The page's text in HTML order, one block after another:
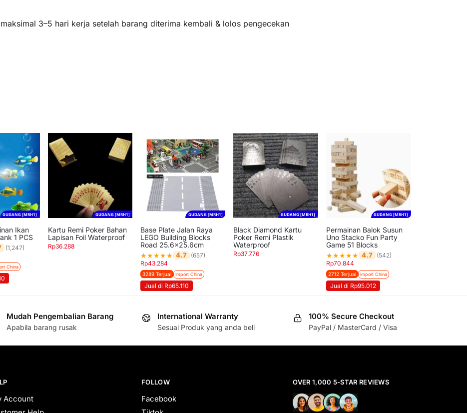
3–5 hari kerja setelah barang diterima kembali & lolos pengecekan
GUDANG [MRH1]
Ikan
1 PCS
(1,247)
China
GUDANG [MRH1]
Kartu Remi Poker Bahan
Lapisan Foil Waterproof
Rp36.288
GUDANG [MRH1]
Base Plate Jalan Raya
LEGO Building Blocks
Road 25.6×25.6cm
★★★★★ 4.7 (657)
Rp43.284
3289 Terjual Import China
Jual di Rp65.110
GUDANG [MRH1]
Black Diamond Kartu
Poker Remi Plastik
Waterproof
Rp37.776
GUDANG [MRH1]
Permainan Balok Susun
Uno Stacko Fun Party
Game 51 Blocks
★★★★★ 4.7
(542)
Rp70.844
2712 Terjual Import China
Jual di Rp95.012
Mudah Pengembalian Barang
Apabila barang rusak
International Warranty
Sesuai Produk yang anda beli
100% Secure Checkout
PayPal / MasterCard / Visa
Account
FOLLOW
Facebook
OVER 1,000 5-STAR REVIEWS